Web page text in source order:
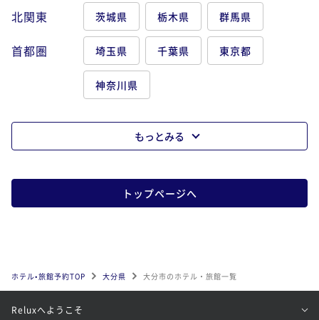
北関東 茨城県 栃木県 群馬県
首都圏 埼玉県 千葉県 東京都
神奈川県
もっとみる
トップページへ
ホテル•旅館予約TOP 大分県 大分市のホテル・旅館一覧
Reluxへようこそ